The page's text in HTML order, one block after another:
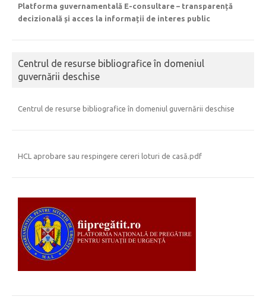
Platforma guvernamentală E-consultare – transparență
decizională și acces la informații de interes public
Centrul de resurse bibliografice în domeniul
guvernării deschise
Centrul de resurse bibliografice în domeniul guvernării deschise
HCL aprobare sau respingere cereri loturi de casă.pdf